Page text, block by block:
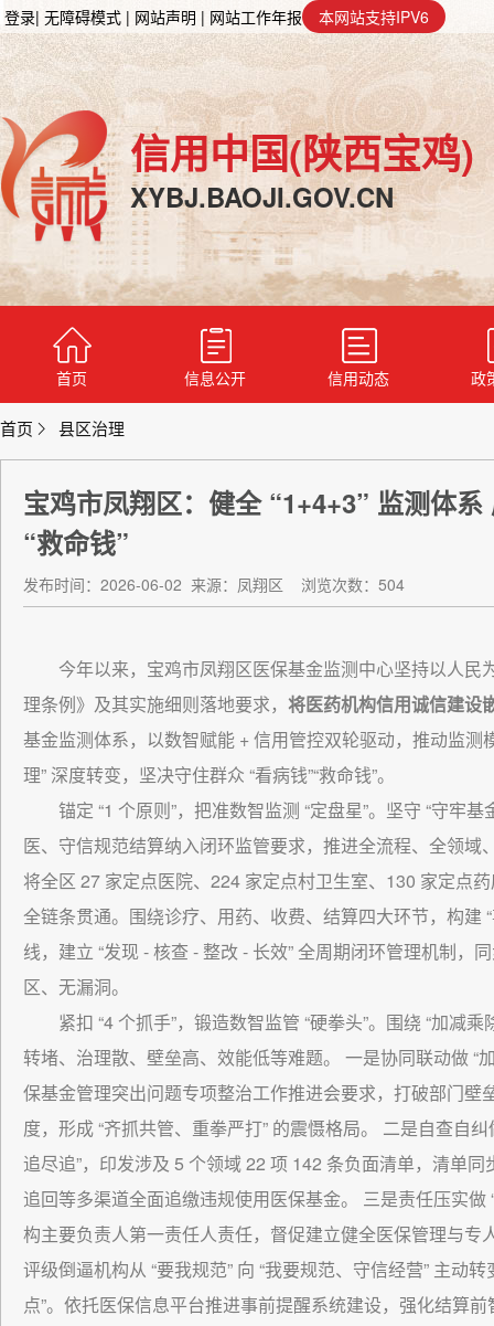
登录| 无障碍模式 | 网站声明 | 网站工作年报 本网站支持IPV6
信用中国(陕西宝鸡)
XYBJ.BAOJI.GOV.CN
首页 信息公开 信用动态 政
首页 县区治理
宝鸡市凤翔区：健全 “1+4+3” 监测体
“救命钱”
发布时间：2026-06-02 来源：凤翔区 浏览次数：504
今年以来，宝鸡市凤翔区医保基金监测中心坚持以人
理条例》及其实施细则落地要求， 将医药机构信用诚信建设
基金监测体系，以数智赋能 + 信用管控双轮驱动，推动监测
理” 深度转变，坚决守住群众 “看病钱”“救命钱”。
锚定 “1 个原则”，把准数智监测 “定盘星”。坚守 “守牢
医、守信规范结算纳入闭环监管要求，推进全流程、全领
将全区 27 家定点医院、224 家定点村卫生室、130 家定点
全链条贯通。围绕诊疗、用药、收费、结算四大环节，构建
线，建立 “发现 - 核查 - 整改 - 长效” 全周期闭环管理机制
区、无漏洞。
紧扣 “4 个抓手”，锻造数智监管 “硬拳头”。围绕 “加减
转堵、治理散、壁垒高、效能低等难题。 一是协同联动做 “
保基金管理突出问题专项整治工作推进会要求，打破部门
度，形成 “齐抓共管、重拳严打” 的震慑格局。 二是自查自
追尽追”，印发涉及 5 个领域 22 项 142 条负面清单，清单
追回等多渠道全面追缴违规使用医保基金。 三是责任压实做
构主要负责人第一责任人责任，督促建立健全医保管理与
评级倒逼机构从 “要我规范” 向 “我要规范、守信经营” 主动
点”。依托医保信息平台推进事前提醒系统建设，强化结算